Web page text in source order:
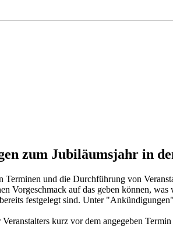
zum Jubiläumsjahr in
und die Durchführung von
Vorgeschmack auf das geben können,
festgelegt sind. Unter
kurz vor dem angegeben